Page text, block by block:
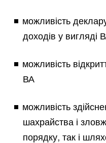
можливість
доходів у вигляді
можливість
ВА
можливість
шахрайства і
порядку, так і